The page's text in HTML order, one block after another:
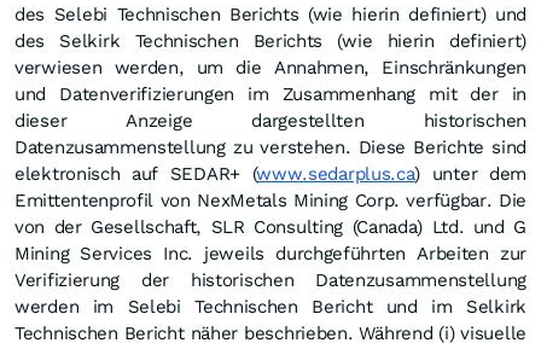
des Selebi Technischen Berichts (wie hierin definiert) und
des Selkirk Technischen Berichts (wie hierin definiert)
verwiesen werden, um die Annahmen, Einschränkungen
und Datenverifizierungen im Zusammenhang mit der in
dieser Anzeige dargestellten historischen
Datenzusammenstellung zu verstehen. Diese Berichte sind
elektronisch auf SEDAR+ (www.sedarplus.ca) unter dem
Emittentenprofil von NexMetals Mining Corp. verfügbar. Die
von der Gesellschaft, SLR Consulting (Canada) Ltd. und G
Mining Services Inc. jeweils durchgeführten Arbeiten zur
Verifizierung der historischen Datenzusammenstellung
werden im Selebi Technischen Bericht und im Selkirk
Technischen Bericht näher beschrieben. Während (i) visuelle